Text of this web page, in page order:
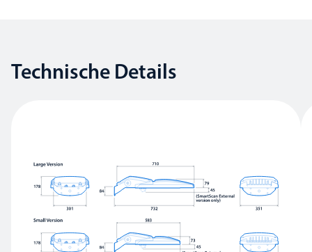
Technische Details